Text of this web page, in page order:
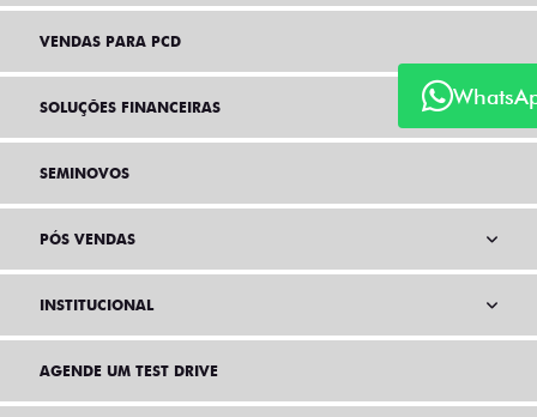
VENDAS PARA PCD
SOLUÇÕES FINANCEIRAS
SEMINOVOS
PÓS VENDAS
INSTITUCIONAL
AGENDE UM TEST DRIVE